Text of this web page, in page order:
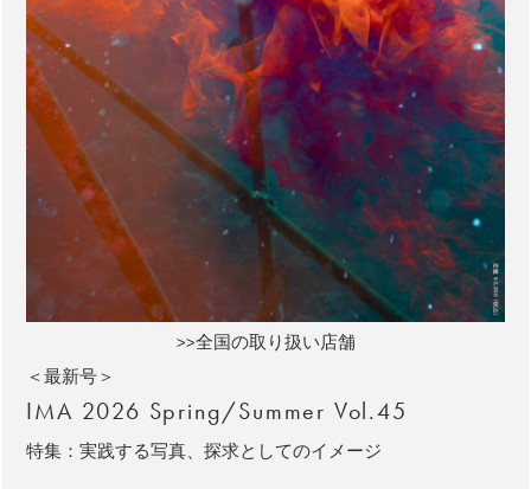
>>全国の取り扱い店舗
＜最新号＞
IMA 2026 Spring/Summer Vol.45
特集：実践する写真、探求としてのイメージ